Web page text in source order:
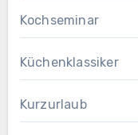
Kochseminar
Küchenklassiker
Kurzurlaub